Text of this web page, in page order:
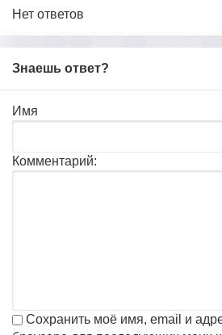
Нет ответов
Знаешь ответ?
Имя
Комментарий:
Сохранить моё имя, email и